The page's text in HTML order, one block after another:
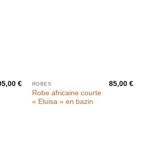
€ ROBES
Robe africaine courte
« Eluisa » en bazin
85,00€